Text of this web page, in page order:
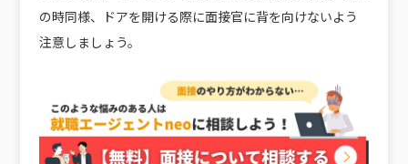
の時同様、ドアを開ける際に面接官に背を向けないよう
注意しましょう。